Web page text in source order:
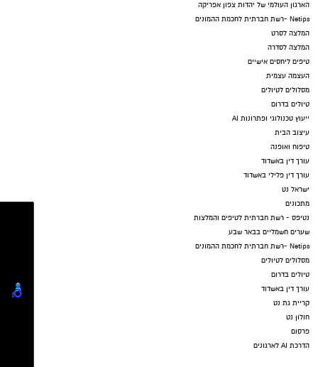
הארגון העולמי של יהדות צפון אפריקה
Netips -רשת חברתית לחכמת ההמונים
המלצה לסרט
המלצה לסדרה
טיפים ליחסים אישיים
העצמה עצמית
מסלולים לטיולים
טיולים בדרום
ייעוץ טכנולוגי ופתרונות AI
עיצוב הבית
טיפוח ואופנה
עורך דין באשדוד
עורך דין פלילי באשדוד
ישראל נט
מתכונים
נטיפס - רשת חברתית לטיפים והמלצות
שערים חשמליים בבאר שבע
Netips -רשת חברתית לחכמת ההמונים
מסלולים לטיולים
טיולים בדרום
עורך דין באשדוד
קריית גת נט
חולון נט
פרסום
הדרכת AI לארגונים